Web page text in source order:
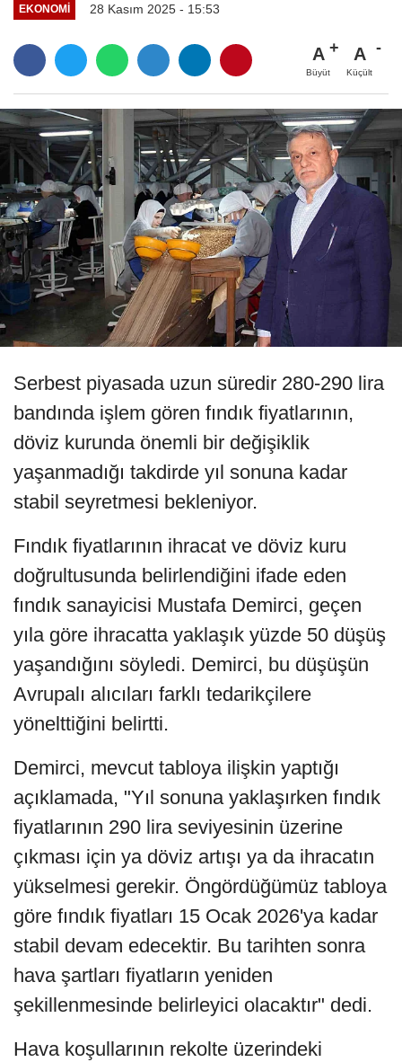
EKONOMI 28 Kasım 2025 - 15:53
A
Büyüt
A
Küçült
Serbest piyasada uzun süredir 280-290 lira
bandında işlem gören fındık fiyatlarının,
döviz kurunda önemli bir değişiklik
yaşanmadığı takdirde yıl sonuna kadar
stabil seyretmesi bekleniyor.
Fındık fiyatlarının ihracat ve döviz kuru
doğrultusunda belirlendiğini ifade eden
fındık sanayicisi Mustafa Demirci, geçen
yıla göre ihracatta yaklaşık yüzde 50 düşüş
yaşandığını söyledi. Demirci, bu düşüşün
Avrupalı alıcıları farklı tedarikçilere
yönelttiğini belirtti.
Demirci, mevcut tabloya ilişkin yaptığı
açıklamada, "Yıl sonuna yaklaşırken fındık
fiyatlarının 290 lira seviyesinin üzerine
çıkması için ya döviz artışı ya da ihracatın
yükselmesi gerekir. Öngördüğümüz tabloya
göre fındık fiyatları 15 Ocak 2026'ya kadar
stabil devam edecektir. Bu tarihten sonra
hava şartları fiyatların yeniden
şekillenmesinde belirleyici olacaktır" dedi.
Hava koşullarının rekolte üzerindeki